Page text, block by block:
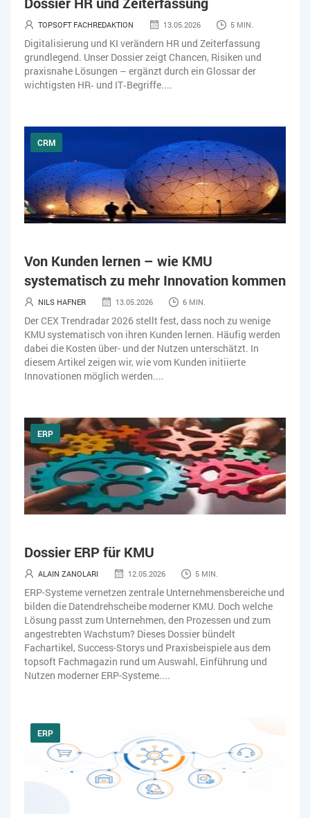
TOPSOFT FACHREDAKTION 13.05.2026 5 MIN.
Digitalisierung und KI verändern HR und Zeiterfassung
grundlegend. Unser Dossier zeigt Chancen, Risiken und
praxisnahe Lösungen – ergänzt durch ein Glossar der
wichtigsten HR‑ und IT‑Begriffe....
CRM
Von Kunden lernen – wie KMU
systematisch zu mehr Innovation kommen
NILS HAFNER 13.05.2026 6 MIN.
Der CEX Trendradar 2026 stellt fest, dass noch zu wenige
KMU systematisch von ihren Kunden lernen. Häufig werden
dabei die Kosten über- und der Nutzen unterschätzt. In
diesem Artikel zeigen wir, wie vom Kunden initiierte
Innovationen möglich werden....
ERP
Dossier ERP für KMU
ALAIN ZANOLARI 12.05.2026 5 MIN.
ERP-Systeme vernetzen zentrale Unternehmensbereiche und
bilden die Datendrehscheibe moderner KMU. Doch welche
Lösung passt zum Unternehmen, den Prozessen und zum
angestrebten Wachstum? Dieses Dossier bündelt
Fachartikel, Success-Storys und Praxisbeispiele aus dem
topsoft Fachmagazin rund um Auswahl, Einführung und
Nutzen moderner ERP-Systeme....
ERP